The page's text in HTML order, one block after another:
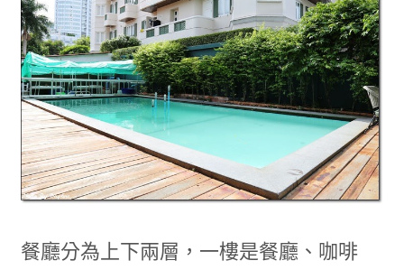
餐廳分為上下兩層，一樓是餐廳、咖啡